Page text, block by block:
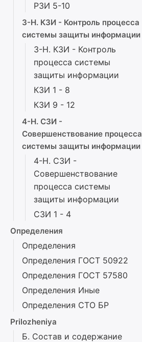
РЗИ 5-10
3-Н. КЗИ - Контроль процесса
системы защиты информации
3-Н. КЗИ - Контроль
процесса системы
защиты информации
КЗИ 1 - 8
КЗИ 9 - 12
4-Н. СЗИ -
Совершенствование процесса
системы защиты информации
4-Н. СЗИ -
Совершенствование
процесса системы
защиты информации
СЗИ 1 - 4
Определения
Определения
Определения ГОСТ 50922
Определения ГОСТ 57580
Определения Иные
Определения СТО БР
Prilozheniya
Б. Состав и содержание